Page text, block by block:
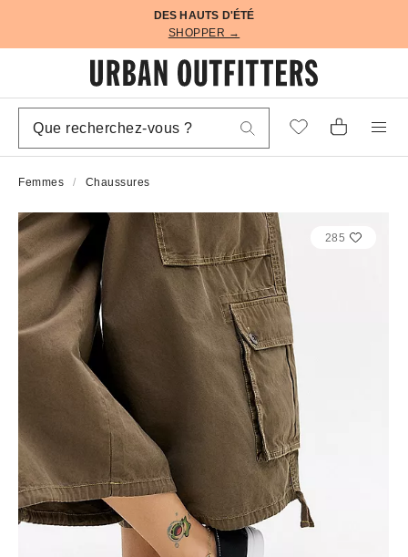
DES HAUTS D'ÉTÉ
SHOPPER →
Femmes Chaussures
285